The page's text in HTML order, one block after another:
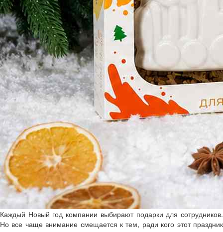
Каждый Новый год компании выбирают подарки для сотрудников.
Но все чаще внимание смещается к тем, ради кого этот праздник